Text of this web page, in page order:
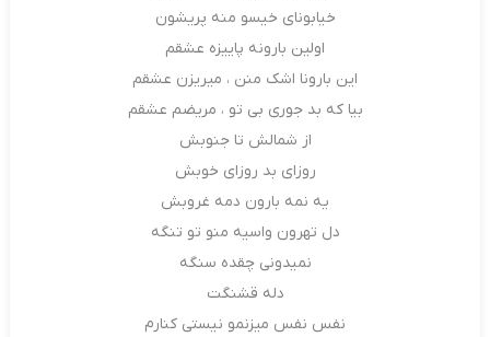
خیابونای خیسو منه پریشون
اولین بارونه پاییزه عشقم
این بارونا اشک منن ، میریزن عشقم
بیا که بد جوری بی تو ، مریضم عشقم
از شمالش تا جنوبش
روزای بد روزای خوبش
یه نمه بارون دمه غروبش
دل تهرون واسیه منو تو تنگه
نمیدونی چقده سنگه
دله قشنگت
نفس نفس میزنمو‌ نیستی کنارم